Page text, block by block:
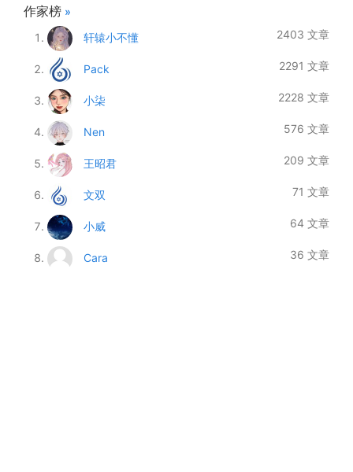
作家榜 »
轩辕小不懂
2403 文章
Pack 2291 文章
小柒 2228 文章
Nen 576 文章
王昭君 209 文章
文双 71 文章
小威 64 文章
Cara 36 文章